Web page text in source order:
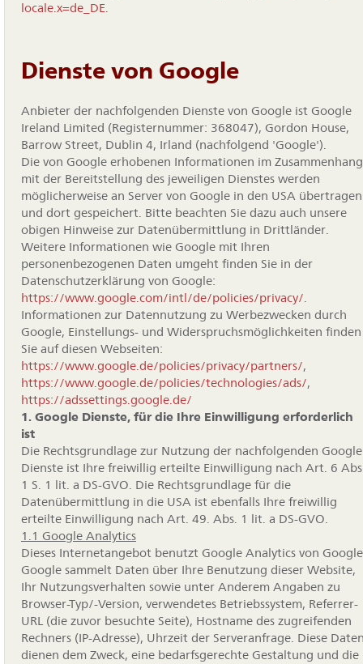
locale.x=de_DE
Dienste von Google
Anbieter der nachfolgenden Dienste von Google ist Google
Ireland Limited (Registernummer: 368047), Gordon House,
Barrow Street, Dublin 4, Irland (nachfolgend 'Google').
Die von Google erhobenen Informationen im Zusammenhang
mit der Bereitstellung des jeweiligen Dienstes werden
möglicherweise an Server von Google in den USA übertragen
und dort gespeichert. Bitte beachten Sie dazu auch unsere
obigen Hinweise zur Datenübermittlung in Drittländer.
Weitere Informationen wie Google mit Ihren
personenbezogenen Daten umgeht finden Sie in der
Datenschutzerklärung von Google:
https://www.google.com/intl/de/policies/privacy/
Informationen zur Datennutzung zu Werbezwecken durch
Google, Einstellungs- und Widerspruchsmöglichkeiten finden
Sie auf diesen Webseiten:
https://www.google.de/policies/privacy/partners/,
https://www.google.de/policies/technologies/ads/,
https://adssettings.google.de/
1. Google Dienste, für die Ihre Einwilligung erforderlich
ist
Die Rechtsgrundlage zur Nutzung der nachfolgenden Google
Dienste ist Ihre freiwillig erteilte Einwilligung nach Art. 6
1 S. 1 lit. a DS-GVO. Die Rechtsgrundlage für die
Datenübermittlung in die USA ist ebenfalls Ihre freiwillig
erteilte Einwilligung nach Art. 49. Abs. 1 lit. a DS-GVO.
1.1 Google Analytics
Dieses Internetangebot benutzt Google Analytics von
Google sammelt Daten über Ihre Benutzung dieser Website,
Ihr Nutzungsverhalten sowie unter Anderem Angaben zu
Browser-Typ/-Version, verwendetes Betriebssystem, Referrer-
URL (die zuvor besuchte Seite), Hostname des zugreifenden
Rechners (IP-Adresse), Uhrzeit der Serveranfrage. Diese
dienen dem Zweck, eine bedarfsgerechte Gestaltung und die